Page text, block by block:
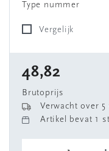
Type nummer
Vergelijk
48,82
Brutoprijs
Verwacht over 5
Artikel bevat 1 st